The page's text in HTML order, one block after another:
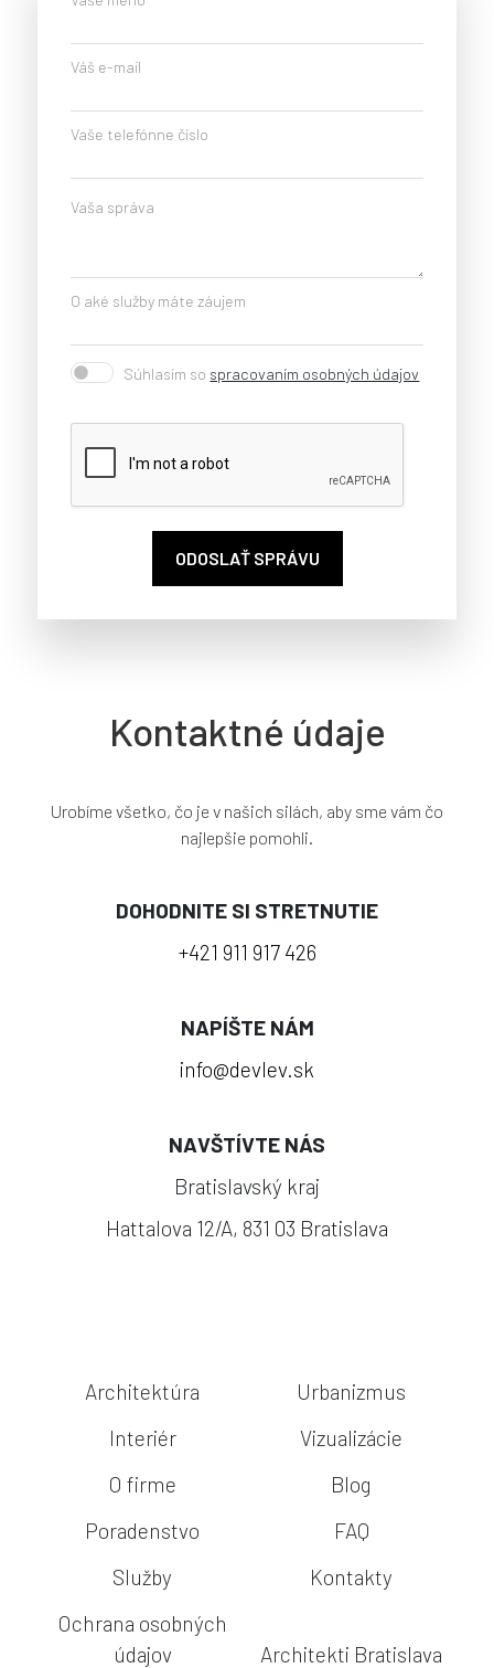
Váš e-mail
Vaše telefónne číslo
Vaša správa
O aké služby máte záujem
Súhlasím so spracovaním osobných údajov
ODOSLAŤ SPRÁVU
Kontaktné údaje
Urobíme všetko, čo je v našich silách, aby sme vám čo
najlepšie pomohli.
DOHODNITE SI STRETNUTIE
+421 911 917 426
NAPÍŠTE NÁM
info@devlev.sk
NAVŠTÍVTE NÁS
Bratislavský kraj
Hattalova 12/A, 831 03 Bratislava
Architektúra
Urbanizmus
Interiér
Vizualizácie
O firme
Blog
Poradenstvo
FAQ
Služby
Kontakty
Ochrana osobných
údajov
Architekti Bratislava